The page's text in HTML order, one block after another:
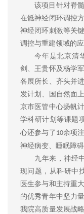
该项目针对脊
在骶神经闭环调控
神经闭环刺激等关
调控与重建领域的应
今年是北京清
剑、王贵怀及杨学
各展所长、齐头并
发计划、国自然面
京市医管中心扬帆
学科研计划等课题
心还参与了 10余项
神经病变、睡眠障
九年来，神经
现问题，从科研中
医生参与和主持重
的优秀青年中坚力
我院高质量发展战